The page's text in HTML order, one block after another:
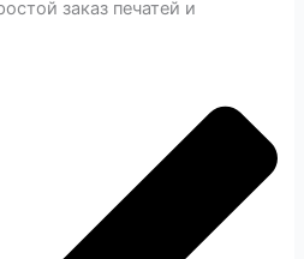
заказ печатей и